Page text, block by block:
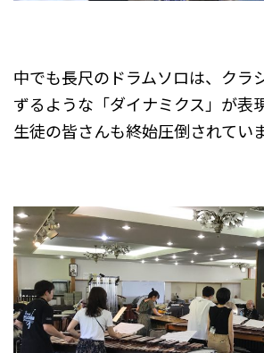
中でも長尺のドラムソロは、クラ
ずるような「ダイナミクス」が表
生徒の皆さんも終始圧倒されてい